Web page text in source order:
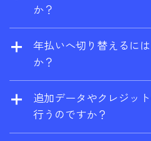
だくと、Ahrefs Free ア
か？
解約はアカウント設定
す。解約しても、契約
は、そのプランを利用
ラーとサイト監査に無
できる無料プラン
年払いへ切り替えるに
か？
お手数ですが、サポー
（support@ahrefs.com
い。
追加データやクレジッ
行うのですか？
追加の従量制クレジッ